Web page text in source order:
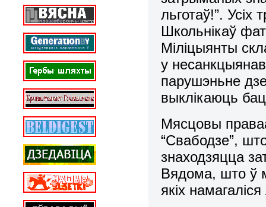
льготаў!”. Усіх
Школьнікаў
Міліцыянты
у
парушэньне
выклікаюць
Мясцовы
“Свабодзе”,
знаходзяцца
Вядома, што ў
якіх